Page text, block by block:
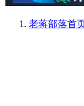
老蒋部落首